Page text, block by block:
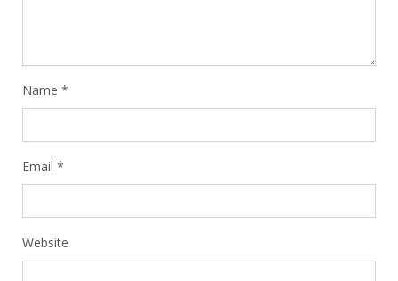
Name *
Email *
Website